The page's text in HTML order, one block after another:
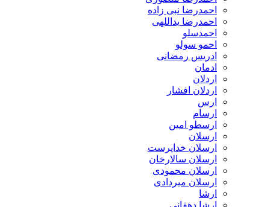
احمدرضا نبی زاده
احمدرضا یداللهی
احمدسلو
احمو سولو
ادریس رمضانی
ادمان
اردلان
اردلان افشار
ارس
ارسام
ارسطو امین
ارسلان
ارسلان خداپرست
ارسلان سالارخان
ارسلان محمودی
ارسلان میردادی
ارشا